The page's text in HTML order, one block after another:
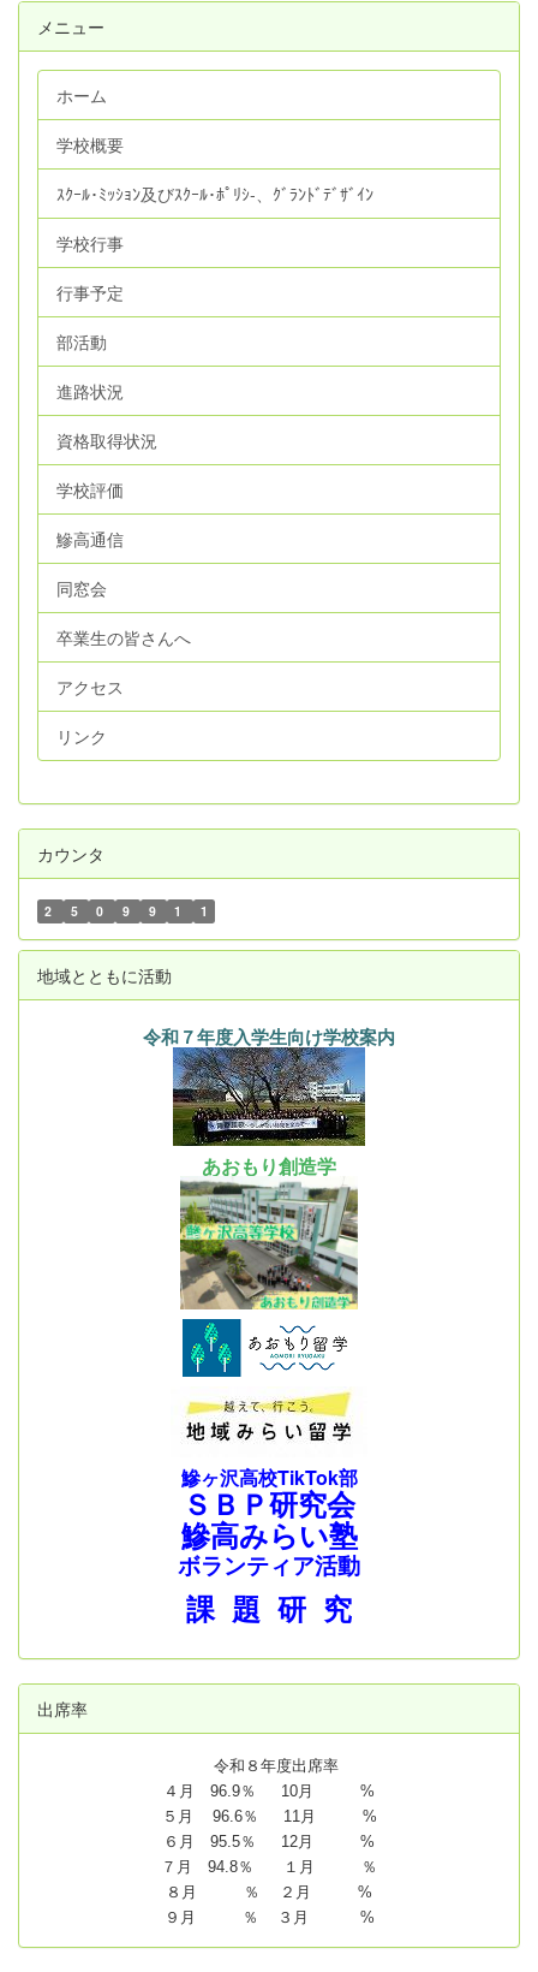
メニュー
ホーム
学校概要
ｽｸｰﾙ･ﾐｯｼｮﾝ及びｽｸｰﾙ･ﾎﾟﾘｼ‐、ｸﾞﾗﾝﾄﾞﾃﾞｻﾞｲﾝ
学校行事
行事予定
部活動
進路状況
資格取得状況
学校評価
鰺高通信
同窓会
卒業生の皆さんへ
アクセス
リンク
カウンタ
2 5 0 9 9 1 1
地域とともに活動
令和７年度入学生向け学校案内
あおもり創造学
鰺ヶ沢高校TikTok部
ＳＢＰ研究会
鰺高みらい塾
ボランティア活動
課 題 研 究
出席率
令和８年度出席率
４月 96.9％ 10月 %
５月 96.6％ 11月 %
６月 95.5％ 12月 %
７月 94.8％ １月 ％
８月 ％ ２月 %
９月 ％ ３月 %